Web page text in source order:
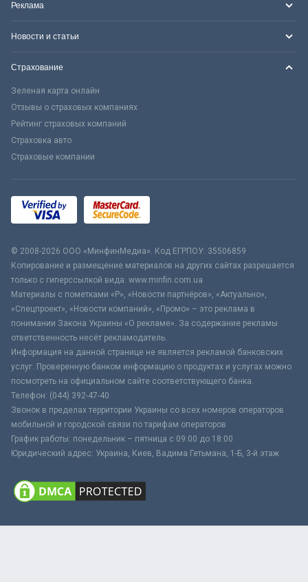
Реклама
Новости и статьи
Страхование
Зеленая карта онлайн
Отзывы о страховых компаниях
Рейтинг страховых компаний
Страховка авто
Страховые компании
© 2008-2026 ООО «МинфинМедиа». Код ЕГРПОУ: 35506859
Копирование и размещение материалов на других сайтах разрешается
только с гиперссылкой вида: www.minfin.com.ua
Материалы с пометками «Р», «Новости партнёров», «Актуально»,
«Спецпроект», «Новости компаний», «Промо» – это реклама в
понимании Закона Украины «О рекламе». За содержание рекламы
ответственность несёт рекламодатель.
Информация на данной странице не является рекламой банковских
услуг. Проверенную банком информацию о продуктах и услугах можно
посмотреть на официальном сайте соответствующего банка.
Телефон: (044) 392-47-40
Звонок в пределах территории Украины со всех номеров операторов
мобильной и городской связи по тарифам операторов
График работы: понедельник – пятница с 09:00 до 18:00
Юридический адрес: Украина, Киев, Вадима Гетьмана, 1-Б, 3-й этаж